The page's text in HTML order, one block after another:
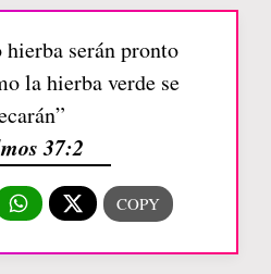
hierba serán pronto
la hierba verde se
37:2